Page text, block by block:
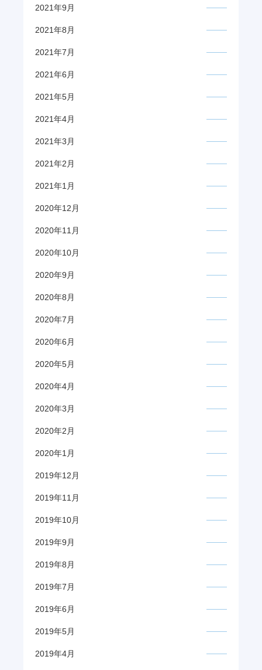
2021年9月
2021年8月
2021年7月
2021年6月
2021年5月
2021年4月
2021年3月
2021年2月
2021年1月
2020年12月
2020年11月
2020年10月
2020年9月
2020年8月
2020年7月
2020年6月
2020年5月
2020年4月
2020年3月
2020年2月
2020年1月
2019年12月
2019年11月
2019年10月
2019年9月
2019年8月
2019年7月
2019年6月
2019年5月
2019年4月